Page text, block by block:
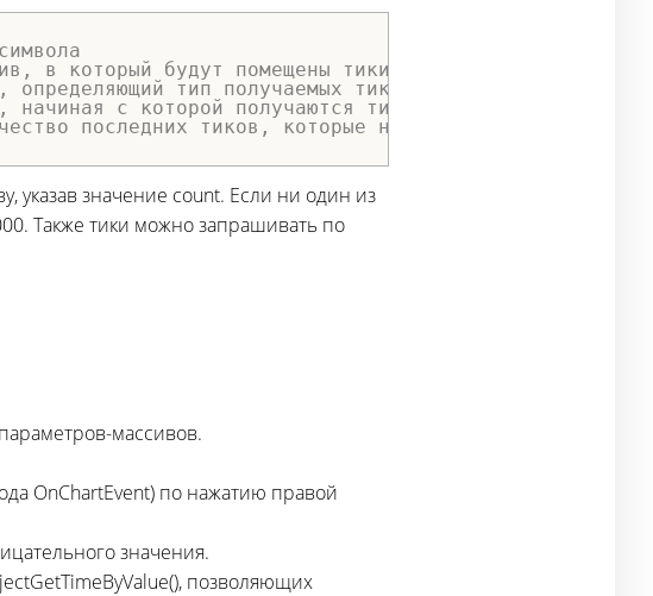
в который будут помещены тики
тип получаемых тиков
с которой получаются тики, указывается в
последних тиков, которые необходимо получить
указав значение count. Если ни один из
Также тики можно запрашивать по
массивов.
OnChartEvent) по нажатию правой
значения.
позволяющих